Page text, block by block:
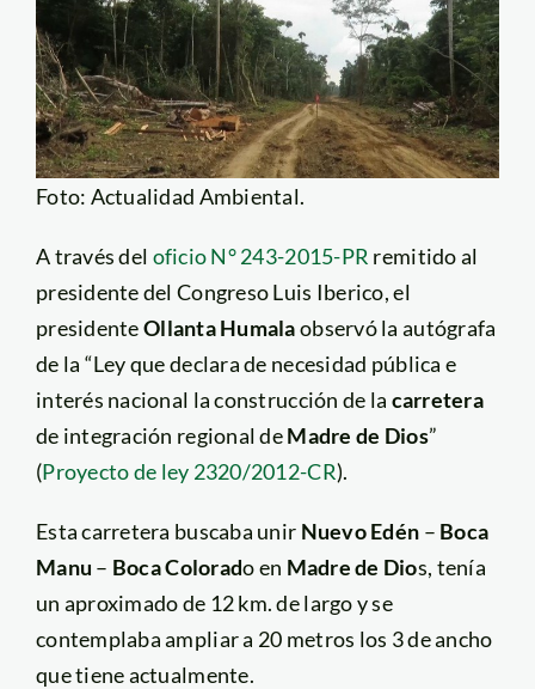
Foto: Actualidad Ambiental.
A través del oficio N° 243-2015-PR remitido al
presidente del Congreso Luis Iberico, el
presidenteOllanta Humalaobservó la autógrafa
de la “Ley que declara de necesidad pública e
interés nacional la construcción de la carretera
de integración regional deMadre de Dios”
(Proyecto de ley 2320/2012-CR).
Esta carretera buscaba unir Nuevo Edén – Boca
Manu – Boca Colorado en Madre de Dios, tenía
un aproximado de 12 km. de largo y se
contemplaba ampliar a 20 metros los 3 de ancho
que tiene actualmente.